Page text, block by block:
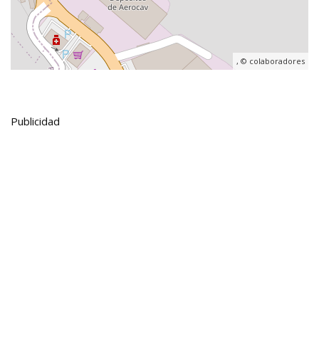
, © colaboradores
Publicidad